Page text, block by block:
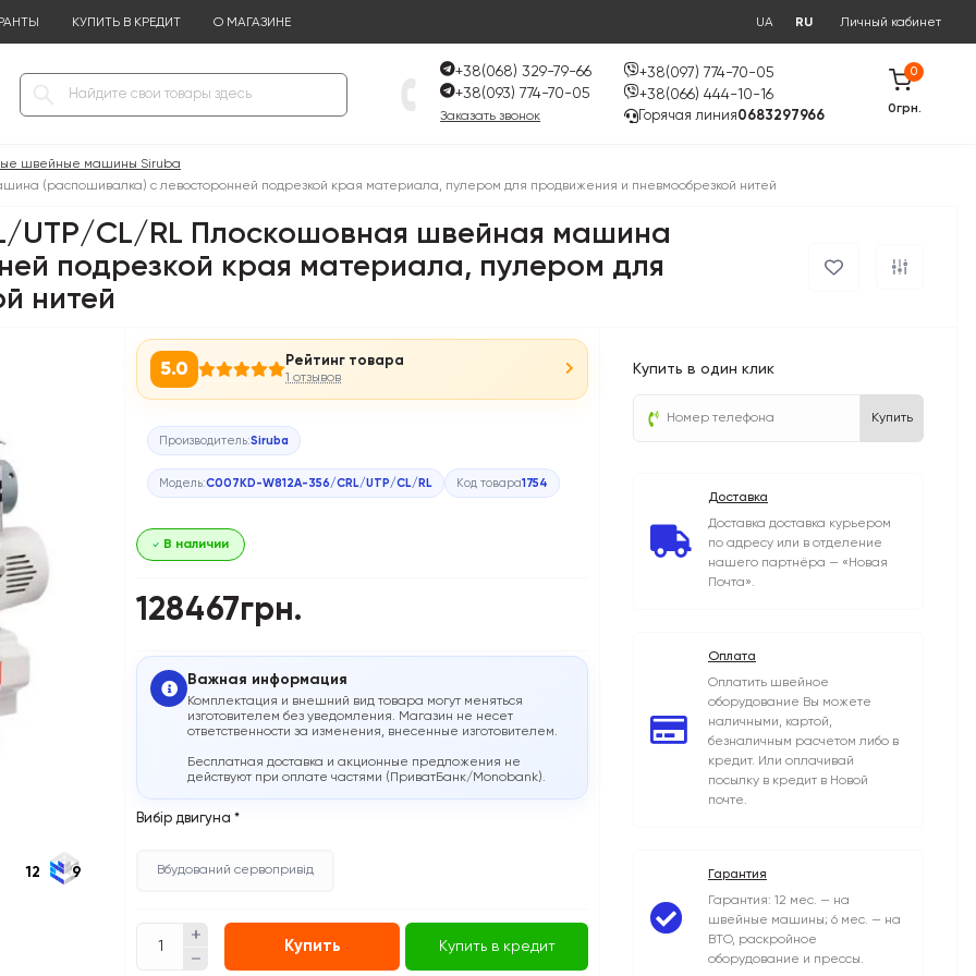
КУПИТЬ В КРЕДИТ О МАГАЗИНЕ UA RU Личный кабинет
+38(068) 329-79-66
+38(093) 774-70-05
Заказать звонок
+38(097) 774-70-05
+38(066) 444-10-16
Горячая линия0683297966
0
0грн.
швейные машины Siruba
(распошивалка) с левосторонней подрезкой края материала, пулером для продвижения и пневмообрезкой нитей
UTP/CL/RL Плоскошовная швейная машина
подрезкой края материала, пулером для
нитей
12 9
5.0 Рейтинг товара
1 отзывов
Производитель:Siruba
Модель:C007KD-W812A-356/CRL/UTP/CL/RL Код товара1754
В наличии
128467грн.
Важная информация
Комплектация и внешний вид товара могут меняться
изготовителем без уведомления. Магазин не несет
ответственности за изменения, внесенные изготовителем.
Бесплатная доставка и акционные предложения не
действуют при оплате частями (ПриватБанк/Monobank).
Вибір двигуна *
Вбудований сервопривід
Купить Купить в кредит
Купить в один клик
Купить
Доставка
Доставка доставка курьером
по адресу или в отделение
нашего партнёра — «Новая
Почта».
Оплата
Оплатить швейное
оборудование Вы можете
наличными, картой,
безналичным расчетом либо в
кредит. Или оплачивай
посылку в кредит в Новой
почте.
Гарантия
Гарантия: 12 мес. — на
швейные машины; 6 мес. — на
ВТО, раскройное
оборудование и прессы.